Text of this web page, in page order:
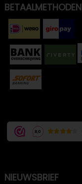
BETAALMETHODEN
NIEUWSBRIEF